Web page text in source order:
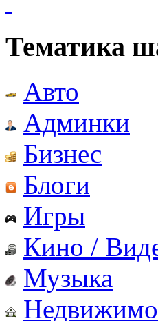
Тематика
Авто
Админки
Бизнес
Блоги
Игры
Кино /
Музыка